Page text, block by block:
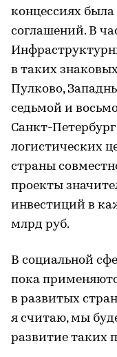
концессиях была
соглашений. В
в таких
Пулково,
седьмой и
Санкт-
логистических
страны
проекты
инвестиций в
млрд руб.
В социальной
пока
в развитых
я считаю, мы
развитие таких